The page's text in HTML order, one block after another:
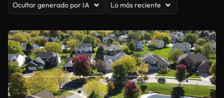
Ocultar generado por IA Lo más reciente